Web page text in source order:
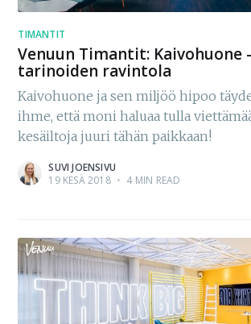
TIMANTIT
Venuun Timantit: Kaivohuone
tarinoiden ravintola
Kaivohuone ja sen miljöö hipoo
ihme, että moni haluaa tulla
kesäiltoja juuri tähän paikkaan!
SUVI JOENSIVU
19 KESÄ 2018 • 4 MIN READ